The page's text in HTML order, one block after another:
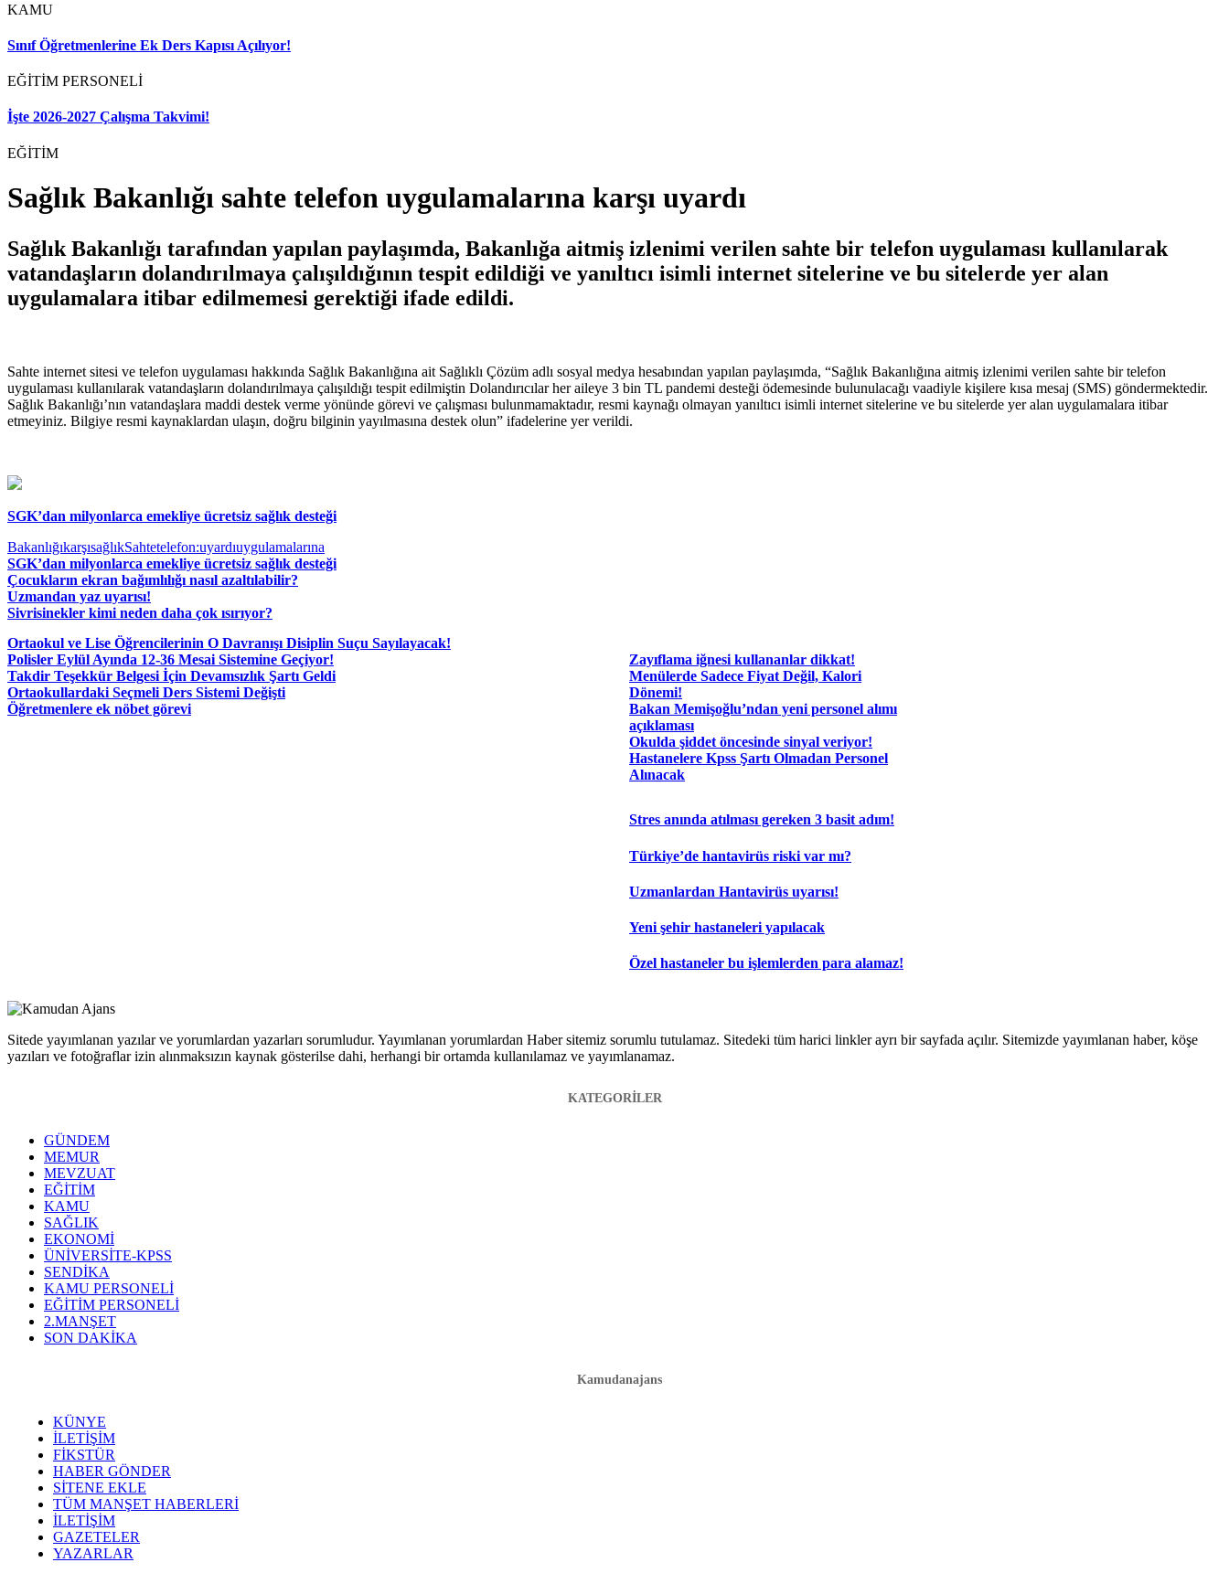
KAMU
Sınıf Öğretmenlerine Ek Ders Kapısı Açılıyor!
EĞİTİM PERSONELİ
İşte 2026-2027 Çalışma Takvimi!
EĞİTİM
Sağlık Bakanlığı sahte telefon uygulamalarına karşı uyardı
Sağlık Bakanlığı tarafından yapılan paylaşımda, Bakanlığa aitmiş izlenimi verilen sahte bir telefon uygulaması kullanılarak
vatandaşların dolandırılmaya çalışıldığının tespit edildiği ve yanıltıcı isimli internet sitelerine ve bu sitelerde yer alan
uygulamalara itibar edilmemesi gerektiği ifade edildi.
Sahte internet sitesi ve telefon uygulaması hakkında Sağlık Bakanlığına ait Sağlıklı Çözüm adlı sosyal medya hesabından yapılan paylaşımda, “Sağlık Bakanlığına aitmiş izlenimi verilen sahte bir telefon
uygulaması kullanılarak vatandaşların dolandırılmaya çalışıldığı tespit edilmiştin Dolandırıcılar her aileye 3 bin TL pandemi desteği ödemesinde bulunulacağı vaadiyle kişilere kısa mesaj (SMS) göndermektedir.
Sağlık Bakanlığı’nın vatandaşlara maddi destek verme yönünde görevi ve çalışması bulunmamaktadır, resmi kaynağı olmayan yanıltıcı isimli internet sitelerine ve bu sitelerde yer alan uygulamalara itibar
etmeyiniz. Bilgiye resmi kaynaklardan ulaşın, doğru bilginin yayılmasına destek olun” ifadelerine yer verildi.
SGK’dan milyonlarca emekliye ücretsiz sağlık desteği
BakanlığıkarşısağlıkSahtetelefon:uyardıuygulamalarına
SGK’dan milyonlarca emekliye ücretsiz sağlık desteği
Çocukların ekran bağımlılığı nasıl azaltılabilir?
Uzmandan yaz uyarısı!
Sivrisinekler kimi neden daha çok ısırıyor?
Ortaokul ve Lise Öğrencilerinin O Davranışı Disiplin Suçu Sayılayacak!
Polisler Eylül Ayında 12-36 Mesai Sistemine Geçiyor!
Takdir Teşekkür Belgesi İçin Devamsızlık Şartı Geldi
Ortaokullardaki Seçmeli Ders Sistemi Değişti
Öğretmenlere ek nöbet görevi
Zayıflama iğnesi kullananlar dikkat!
​Menülerde Sadece Fiyat Değil, Kalori
Dönemi!
Bakan Memişoğlu’ndan yeni personel alımı
açıklaması
Okulda şiddet öncesinde sinyal veriyor!
Hastanelere Kpss Şartı Olmadan Personel
Alınacak
Stres anında atılması gereken 3 basit adım!
Türkiye’de hantavirüs riski var mı?
Uzmanlardan Hantavirüs uyarısı!
Yeni şehir hastaneleri yapılacak
Özel hastaneler bu işlemlerden para alamaz!
Sitede yayımlanan yazılar ve yorumlardan yazarları sorumludur. Yayımlanan yorumlardan Haber sitemiz sorumlu tutulamaz. Sitedeki tüm harici linkler ayrı bir sayfada açılır. Sitemizde yayımlanan haber, köşe
yazıları ve fotoğraflar izin alınmaksızın kaynak gösterilse dahi, herhangi bir ortamda kullanılamaz ve yayımlanamaz.
KATEGORİLER
GÜNDEM
MEMUR
MEVZUAT
EĞİTİM
KAMU
SAĞLIK
EKONOMİ
ÜNİVERSİTE-KPSS
SENDİKA
KAMU PERSONELİ
EĞİTİM PERSONELİ
2.MANŞET
SON DAKİKA
Kamudanajans
KÜNYE
İLETİŞİM
FİKSTÜR
HABER GÖNDER
SİTENE EKLE
TÜM MANŞET HABERLERİ
İLETİŞİM
GAZETELER
YAZARLAR